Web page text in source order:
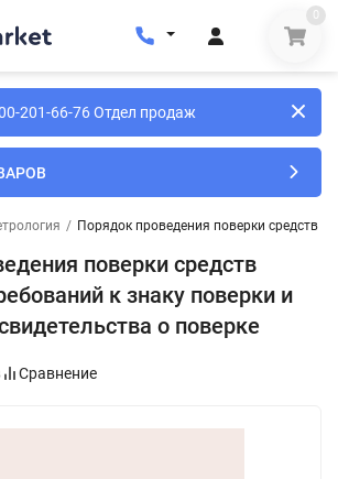
0
201-66-76 Отдел продаж
/ Порядок проведения поверки средств
поверки средств
к знаку поверки и
о поверке
Сравнение